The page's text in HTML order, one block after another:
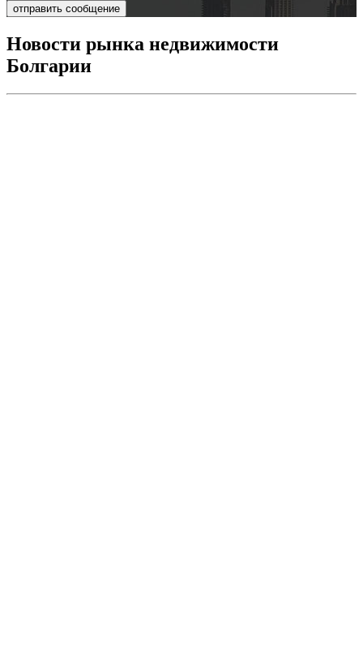
отправить сообщение
Новости рынка недвижимости
Болгарии